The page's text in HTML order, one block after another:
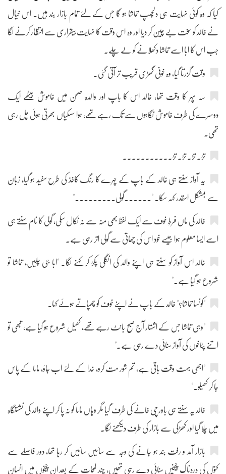
کیا کہ وہ کوئی نہایت ہی دلچسپ تماشا ہو گا جس کے لئے تمام بازار بند ہیں۔ اس خیال
نے خالد کو سخت بے چین کر دیا اور وہ اس وقت کا نہایت بیقراری سے انتظار کرنے لگا
جب اس کا ابا اسے تماشا دکھلانے کو لے چلے۔
وقت گزرتا گیا، وہ خونی گھڑی قریب تر آتی گئی۔
سہ پہر کا وقت تھا، خالد اس کا باپ اور والدہ صحن میں خاموش بیٹھے ایک
دوسرے کی طرف خاموش نگاہوں سے تک رہے تھے، ہوا سسکیاں بھرتی ہوئی چل رہی
تھی۔
تڑ۔ تڑ۔ تڑ۔ تڑ۔۔۔۔۔۔۔۔۔۔۔
یہ آواز سنتے ہی خالد کے باپ کے چہرے کا رنگ کاغذ کی طرح سفید ہو گیا، زبان
سے بمشکل اسقدر کہہ سکا۔ "۔۔۔۔۔۔گولی۔۔۔۔۔۔۔۔۔"
خالد کی ماں فرطِ خوف سے ایک لفظ بھی منہ سے نہ نکال سکی، گولی کا نام سنتے ہی
اسے ایسا معلوم ہوا جیسے خود اس کی چھاتی سے گولی اتر رہی ہے۔
خالد اس آواز کو سنتے ہی اپنے والد کی انگلی پکڑ کر کہنے لگا۔ "ابا جی چلیں، تماشا تو
شروع ہو گیا ہے۔"
"کونسا تماشا؟" خالد کے باپ نے اپنے خوف کو چھپاتے ہوئے کہا۔
"وہی تماشا جس کے اشتہار آج صبح بانٹ رہے تھے، کھیل شروع ہو گیا ہے، تبھی تو
اتنے پٹاخوں کی آواز سنائی دے رہی ہے۔"
"ابھی بہت وقت باقی ہے، تم شور مت کرو، خدا کے لئے اب جاؤ، ماما کے پاس
جا کر کھیلو۔"
خالد یہ سنتے ہی باورچی خانے کی طرف گیا مگر وہاں ماما کو نہ پا کر اپنے والد کی نشستگاہ
میں چلا گیا اور کھڑکی سے بازار کی طرف دیکھنے لگا۔
بازار آمد و رفت بند ہو جانے کی وجہ سے سائیں سائیں کر رہا تھا، دور فاصلے سے
کتوں کی دردناک چیخیں سنائی دے رہی تھیں، چند لمحات کے بعد ان چیخوں میں انسان